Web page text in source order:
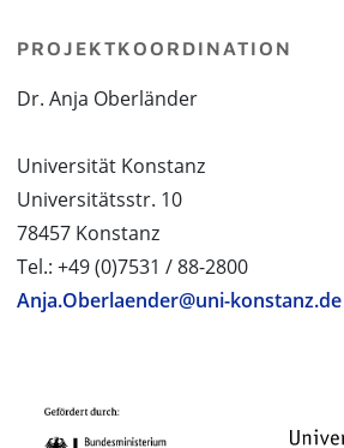
PROJEKTKOORDINATION
Dr. Anja Oberländer
Universität Konstanz
Universitätsstr. 10
78457 Konstanz
Tel.: +49 (0)7531 / 88-2800
Anja.Oberlaender@uni-konstanz.de